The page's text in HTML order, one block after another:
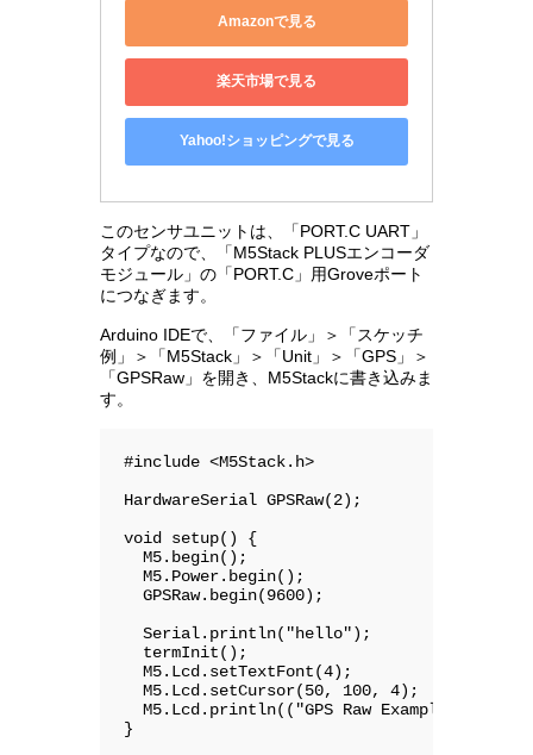
Amazonで見る
楽天市場で見る
Yahoo!ショッピングで見る
このセンサユニットは、「PORT.C UART」
タイプなので、「M5Stack PLUSエンコーダ
モジュール」の「PORT.C」用Groveポート
につなぎます。
Arduino IDEで、「ファイル」＞「スケッチ
例」＞「M5Stack」＞「Unit」＞「GPS」＞
「GPSRaw」を開き、M5Stackに書き込みま
す。
#include <M5Stack.h>
HardwareSerial GPSRaw(2);
void setup() {
  M5.begin();
  M5.Power.begin();
  GPSRaw.begin(9600);
  Serial.println("hello");
  termInit();
  M5.Lcd.setTextFont(4);
  M5.Lcd.setCursor(50, 100, 4);
  M5.Lcd.println(("GPS Raw Example"));
}